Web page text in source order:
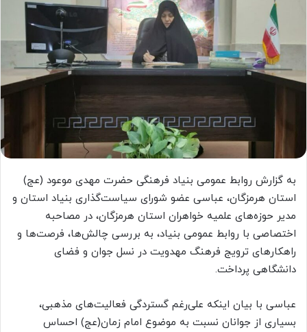
به گزارش روابط عمومی بنیاد فرهنگی حضرت مهدی موعود (عج)
استان هرمزگان، عباسی عضو شورای سیاست‌گذاری بنیاد استان و
مدیر حوزه‌های علمیه خواهران استان هرمزگان، در مصاحبه
اختصاصی با روابط عمومی بنیاد، به بررسی چالش‌ها، فرصت‌ها و
راهکارهای ترویج فرهنگ مهدویت در نسل جوان و فضای
دانشگاهی پرداخت.
عباسی با بیان اینکه علی‌رغم گستردگی فعالیت‌های مذهبی،
بسیاری از جوانان نسبت به موضوع امام زمان(عج) احساس